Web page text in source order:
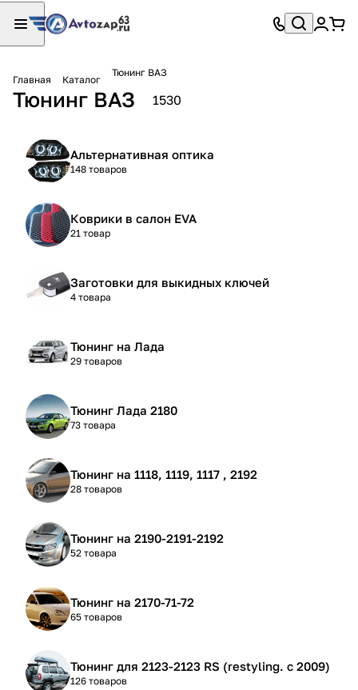
Главная Каталог
Тюнинг ВАЗ
Тюнинг ВАЗ 1530
Альтернативная оптика
148 товаров
Коврики в салон EVA
21 товар
Заготовки для выкидных ключей
4 товара
Тюнинг на Лада
29 товаров
Тюнинг Лада 2180
73 товара
Тюнинг на 1118, 1119, 1117 , 2192
28 товаров
Тюнинг на 2190-2191-2192
52 товара
Тюнинг на 2170-71-72
65 товаров
Тюнинг для 2123-2123 RS (restyling. с 2009)
126 товаров